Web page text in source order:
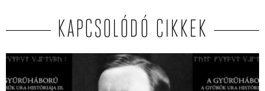
KAPCSOLÓDÓ CIKKEK